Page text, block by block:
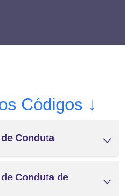
Códigos ↓
Conduta
Conduta de